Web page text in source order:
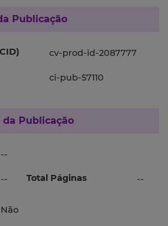
Publicação
cv-prod-id-2087777
ci-pub-57110
Publicação
--
-- Total Páginas --
Não